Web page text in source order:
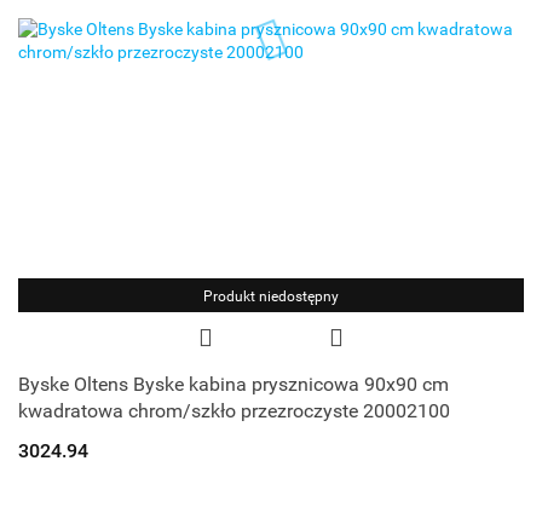
Produkt niedostępny
Byske Oltens Byske kabina prysznicowa 90x90 cm
kwadratowa chrom/szkło przezroczyste 20002100
3024.94